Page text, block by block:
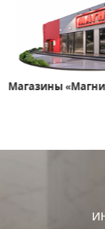
Магазины